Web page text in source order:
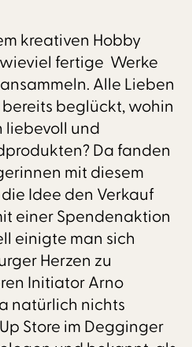
kreativen Hobby
fertige Werke
Alle Lieben
beglückt, wohin
liebevoll und
Da fanden
mit diesem
Idee den Verkauf
einer Spendenaktion
einigte man sich
Herzen zu
Initiator Arno
natürlich nichts
Store im Degginger